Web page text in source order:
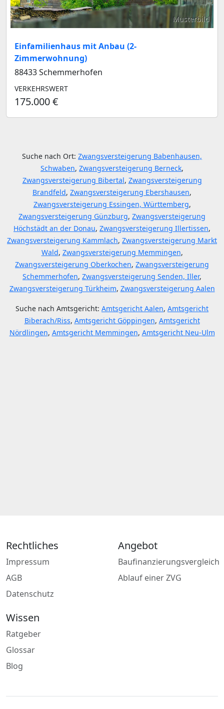
Musterbild
Einfamilienhaus mit Anbau (2-
Zimmerwohnung)
88433 Schemmerhofen
VERKEHRSWERT
175.000 €
Suche nach Ort: Zwangsversteigerung Babenhausen,
Schwaben, Zwangsversteigerung Berneck,
Zwangsversteigerung Bibertal, Zwangsversteigerung
Brandfeld, Zwangsversteigerung Ebershausen,
Zwangsversteigerung Essingen, Württemberg,
Zwangsversteigerung Günzburg, Zwangsversteigerung
Höchstädt an der Donau, Zwangsversteigerung Illertissen,
Zwangsversteigerung Kammlach, Zwangsversteigerung Markt
Wald, Zwangsversteigerung Memmingen,
Zwangsversteigerung Oberkochen, Zwangsversteigerung
Schemmerhofen, Zwangsversteigerung Senden, Iller,
Zwangsversteigerung Türkheim, Zwangsversteigerung Aalen
Suche nach Amtsgericht: Amtsgericht Aalen, Amtsgericht
Biberach/Riss, Amtsgericht Göppingen, Amtsgericht
Nördlingen, Amtsgericht Memmingen, Amtsgericht Neu-Ulm
Rechtliches
Impressum
AGB
Datenschutz
Angebot
Baufinanzierungsvergleich
Ablauf einer ZVG
Wissen
Ratgeber
Glossar
Blog